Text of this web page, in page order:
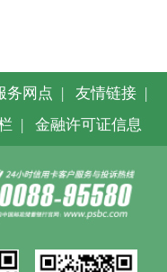
务网点 | 友情链接 |
| 金融许可证信息